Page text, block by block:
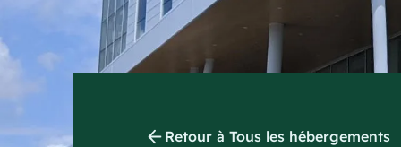
Retour à Tous les hébergements